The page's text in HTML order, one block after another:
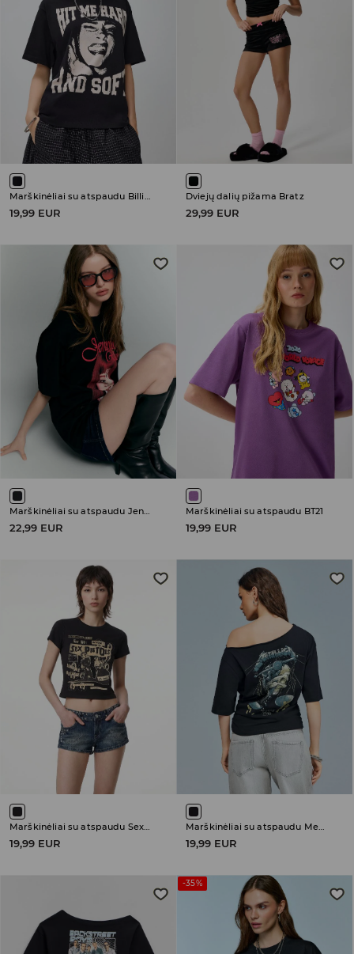
19,99 EUR
Dviejų dalių pižama Bratz
29,99 EUR
Marškinėliai su atspaudu Jennie Kim
22,99 EUR
Marškinėliai su atspaudu BT21
19,99 EUR
19,99 EUR 19,99 EUR
-35%